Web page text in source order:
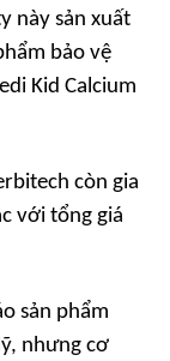
này sản xuất
bảo vệ
Kid Calcium
còn gia
với tổng giá
sản phẩm
nhưng cơ